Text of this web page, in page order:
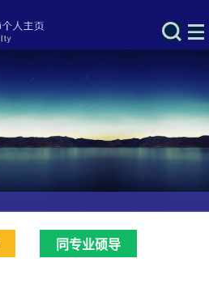
同专业硕导